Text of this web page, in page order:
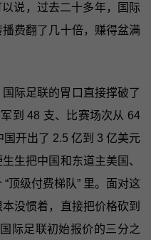
说，过去二十多年，国际
费翻了几十倍，赚得盆满
际足联的胃口直接撑破了
到 48 支、比赛场次从 64
开出了 2.5 亿到 3 亿美元
生把中国和东道主美国、
顶级付费梯队” 里。面对这
没惯着，直接把价格砍到
际足联初始报价的三分之